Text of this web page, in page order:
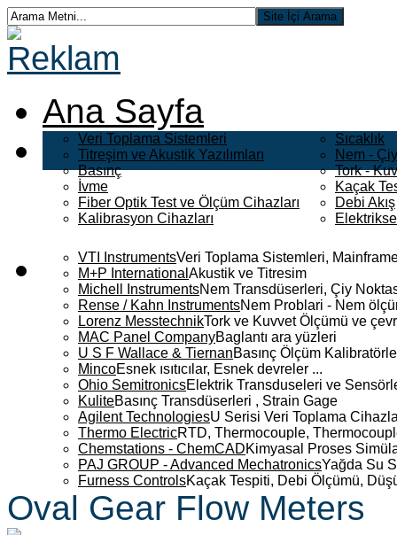
Ana Sayfa
Veri Toplama Sistemleri
Titreşim ve Akustik Yazılımları
Basınç
İvme
Fiber Optik Test ve Ölçüm Cihazları
Kalibrasyon Cihazları
Sıcaklık
Nem -
Tork -
Kaçak
Debi Akış
VTI InstrumentsVeri Toplama Sistemleri,
M+P International Akustik ve Titresim
Michell InstrumentsNem Transdüserleri, Çiy
Rense / Kahn InstrumentsNem Problari - Nem
Lorenz MesstechnikTork ve Kuvvet Ölçümü ve
MAC Panel CompanyBaglantı ara yüzleri
U S F Wallace & TiernanBasınç Ölçüm
MincoEsnek ısıtıcılar, Esnek devreler ...
Ohio SemitronicsElektrik Transduseleri ve
KuliteBasınç Transdüserleri , Strain Gage
Agilent TechnologiesU Serisi Veri Toplama
Thermo ElectricRTD, Thermocouple,
Chemstations - ChemCADKimyasal Proses
PAJ GROUP - Advanced MechatronicsYağda Su
Furness ControlsKaçak Tespiti, Debi Ölçümü,
Oval Gear Flow Meters